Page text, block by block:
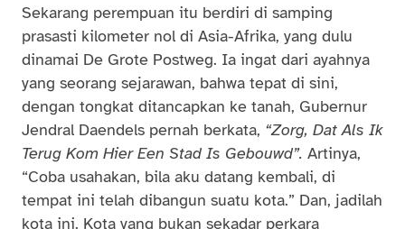
Sekarang perempuan itu berdiri di samping
prasasti kilometer nol di Asia-Afrika, yang dulu
dinamai De Grote Postweg. Ia ingat dari ayahnya
yang seorang sejarawan, bahwa tepat di sini,
dengan tongkat ditancapkan ke tanah, Gubernur
Jendral Daendels pernah berkata, “Zorg, Dat Als Ik
Terug Kom Hier Een Stad Is Gebouwd”. Artinya,
“Coba usahakan, bila aku datang kembali, di
tempat ini telah dibangun suatu kota.” Dan, jadilah
kota ini. Kota yang bukan sekadar perkara